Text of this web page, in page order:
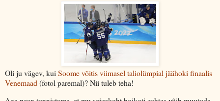
Oli ju vägev, kuiSoome võitis viimasel taliolümpial jäähoki finaalis
Venemaad(fotol paremal)? Nii tuleb teha!